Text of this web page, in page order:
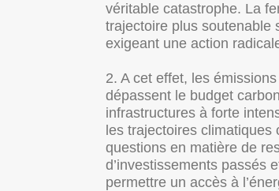
véritable catastrophe. La
trajectoire plus soutenable
exigeant une action
2. A cet effet, les
dépassent le budget
infrastructures à forte
les trajectoires climatiques
questions en matière de
d’investissements passés
permettre un accès à